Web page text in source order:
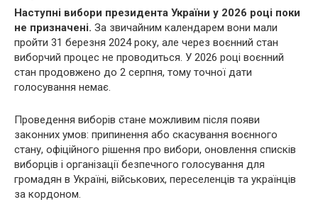
Наступні вибори президента України у 2026 році поки
не призначені. За звичайним календарем вони мали
пройти 31 березня 2024 року, але через воєнний стан
виборчий процес не проводиться. У 2026 році воєнний
стан продовжено до 2 серпня, тому точної дати
голосування немає.
Проведення виборів стане можливим після появи
законних умов: припинення або скасування воєнного
стану, офіційного рішення про вибори, оновлення списків
виборців і організації безпечного голосування для
громадян в Україні, військових, переселенців та українців
за кордоном.